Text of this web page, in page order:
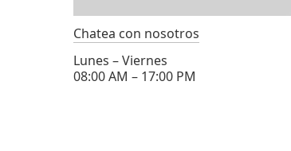
Chatea con nosotros
Lunes – Viernes
08:00 AM – 17:00 PM